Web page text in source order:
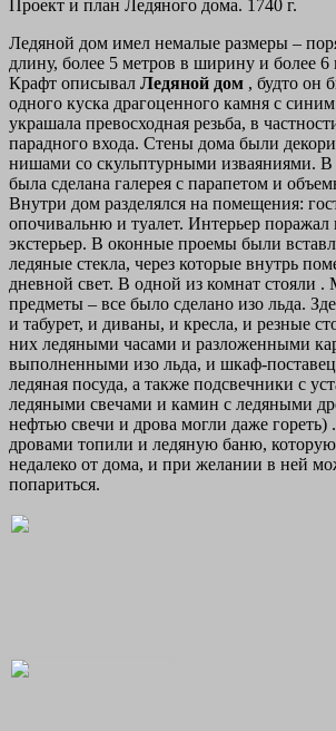
Проект и план Ледяного дома. 1740 г.
Ледяной дом имел немалые размеры –
длину, более 5 метров в ширину и более 6
Крафт описывал Ледяной дом , будто он
одного куска драгоценного камня с
украшала превосходная резьба, в
парадного входа. Стены дома были
нишами со скульптурными изваяниями. В
была сделана галерея с парапетом и
Внутри дом разделялся на помещения:
опочивальню и туалет. Интерьер
экстерьер. В оконные проемы были
ледяные стекла, через которые внутрь
дневной свет. В одной из комнат стояли
предметы – все было сделано изо льда.
и табурет, и диваны, и кресла, и резные
них ледяными часами и разложенными
выполненными изо льда, и шкаф-
ледяная посуда, а также подсвечники с
ледяными свечами и камин с ледяными
нефтью свечи и дрова могли даже гореть)
дровами топили и ледяную баню,
недалеко от дома, и при желании в ней
попариться.